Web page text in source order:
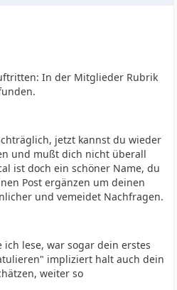
In der Mitglieder Rubrik
jetzt kannst du wieder
und mußt dich nicht überall
ist doch ein schöner Name, du
Post ergänzen um deinen
und vemeidet Nachfragen.
lese, war sogar dein erstes
impliziert halt auch dein
weiter so